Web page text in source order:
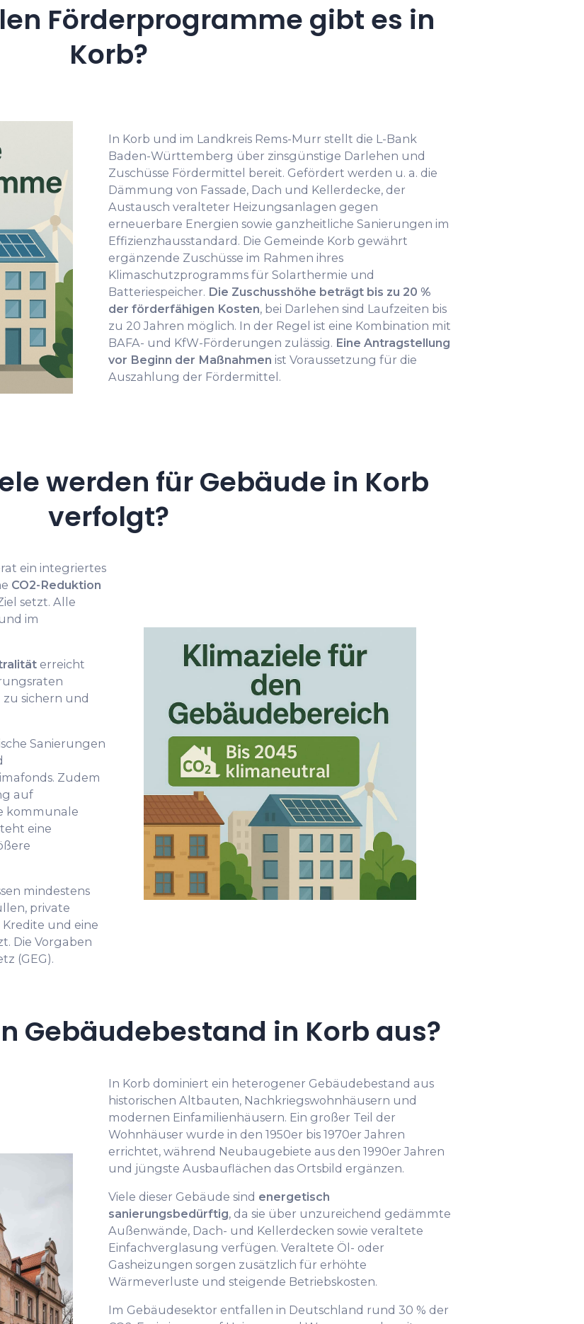
Förderprogramme gibt es in
Korb?
In Korb und im Landkreis Rems-Murr stellt die L-Bank
Baden-Württemberg über zinsgünstige Darlehen und
Zuschüsse Fördermittel bereit. Gefördert werden u. a. die
Dämmung von Fassade, Dach und Kellerdecke, der
Austausch veralteter Heizungsanlagen gegen
erneuerbare Energien sowie ganzheitliche Sanierungen im
Effizienzhausstandard. Die Gemeinde Korb gewährt
ergänzende Zuschüsse im Rahmen ihres
Klimaschutzprogramms für Solarthermie und
Batteriespeicher. Die Zuschusshöhe beträgt bis zu 20 %
der förderfähigen Kosten, bei Darlehen sind Laufzeiten bis
zu 20 Jahren möglich. In der Regel ist eine Kombination mit
BAFA- und KfW-Förderungen zulässig. Eine Antragstellung
vor Beginn der Maßnahmen ist Voraussetzung für die
Auszahlung der Fördermittel.
werden für Gebäude in Korb
verfolgt?
ein integriertes
CO2-Reduktion
setzt. Alle
im
erreicht
sichern und
Sanierungen
Zudem
auf
kommunale
eine
mindestens
private
und eine
Die Vorgaben
(GEG).
Gebäudebestand in Korb aus?
In Korb dominiert ein heterogener Gebäudebestand aus
historischen Altbauten, Nachkriegswohnhäusern und
modernen Einfamilienhäusern. Ein großer Teil der
Wohnhäuser wurde in den 1950er bis 1970er Jahren
errichtet, während Neubaugebiete aus den 1990er Jahren
und jüngste Ausbauflächen das Ortsbild ergänzen.
Viele dieser Gebäude sind energetisch
sanierungsbedürftig, da sie über unzureichend gedämmte
Außenwände, Dach- und Kellerdecken sowie veraltete
Einfachverglasung verfügen. Veraltete Öl- oder
Gasheizungen sorgen zusätzlich für erhöhte
Wärmeverluste und steigende Betriebskosten.
Im Gebäudesektor entfallen in Deutschland rund 30 % der